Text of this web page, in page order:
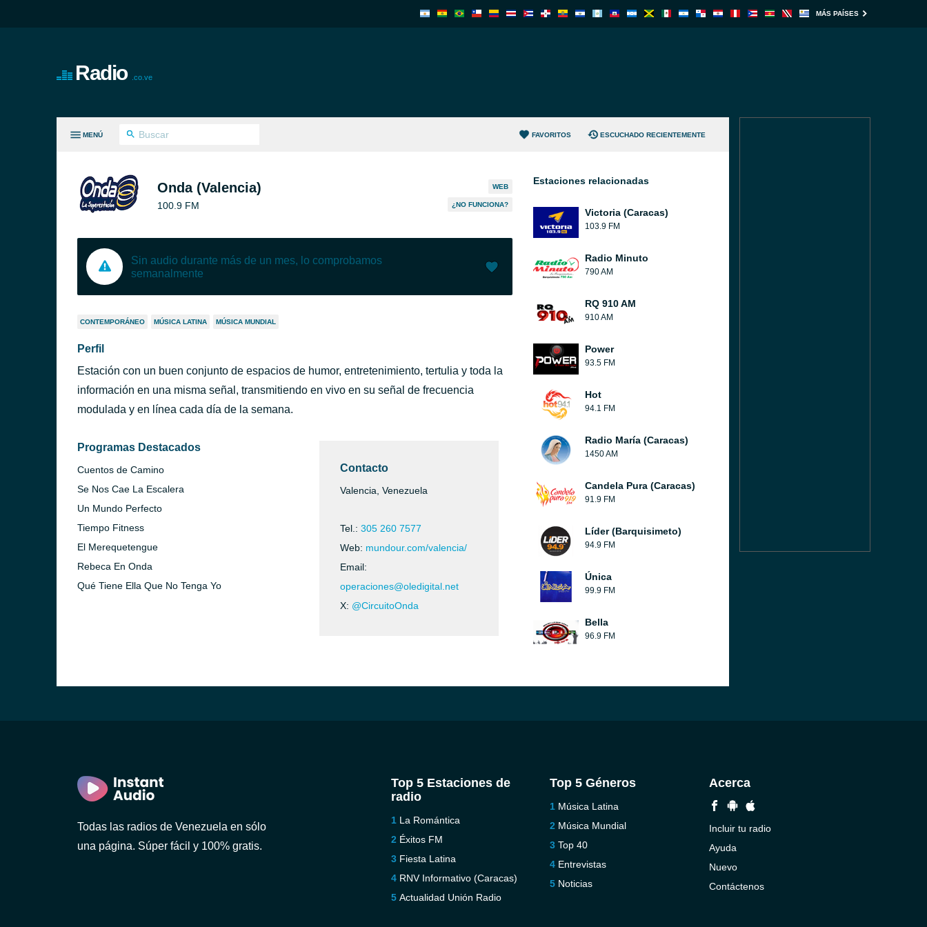
MÁS PAÍSES
Radio .co.ve
MENÚ FAVORITOS ESCUCHADO RECIENTEMENTE
Onda (Valencia)
100.9 FM
WEB
¿NO FUNCIONA?
Sin audio durante más de un mes, lo comprobamos
semanalmente
CONTEMPORÁNEO MÚSICA LATINA MÚSICA MUNDIAL
Perfil
Estación con un buen conjunto de espacios de humor, entretenimiento, tertulia y toda la
información en una misma señal, transmitiendo en vivo en su señal de frecuencia
modulada y en línea cada día de la semana.
Programas Destacados
Cuentos de Camino
Se Nos Cae La Escalera
Un Mundo Perfecto
Tiempo Fitness
El Merequetengue
Rebeca En Onda
Qué Tiene Ella Que No Tenga Yo
Contacto
Valencia, Venezuela
Tel.: 305 260 7577
Web: mundour.com/valencia/
Email:
operaciones@oledigital.net
X: @CircuitoOnda
Estaciones relacionadas
Victoria (Caracas)
103.9 FM
Radio Minuto
790 AM
RQ 910 AM
910 AM
Power
93.5 FM
Hot
94.1 FM
Radio María (Caracas)
1450 AM
Candela Pura (Caracas)
91.9 FM
Líder (Barquisimeto)
94.9 FM
Única
99.9 FM
Bella
96.9 FM
Todas las radios de Venezuela en sólo
una página. Súper fácil y 100% gratis.
Top 5 Estaciones de
radio
La Romántica
Éxitos FM
Fiesta Latina
RNV Informativo (Caracas)
Actualidad Unión Radio
Top 5 Géneros
Música Latina
Música Mundial
Top 40
Entrevistas
Noticias
Acerca
Incluir tu radio
Ayuda
Nuevo
Contáctenos